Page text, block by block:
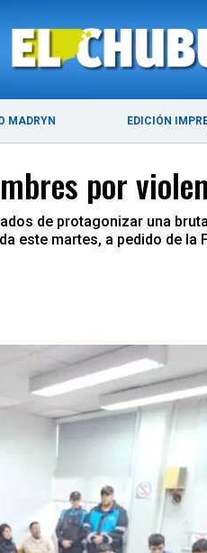
MADRYN EDICIÓN
ÚLTIMAS NOTICIAS
por
de protagonizar una
este martes, a pedido de